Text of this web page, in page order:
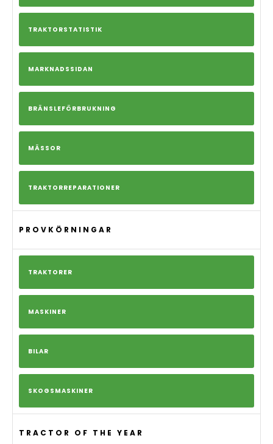
TRAKTORSTATISTIK
MARKNADSSIDAN
BRÄNSLEFÖRBRUKNING
MÄSSOR
TRAKTORREPARATIONER
PROVKÖRNINGAR
TRAKTORER
MASKINER
BILAR
SKOGSMASKINER
TRACTOR OF THE YEAR